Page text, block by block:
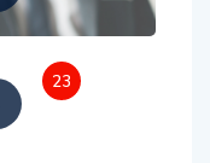
23